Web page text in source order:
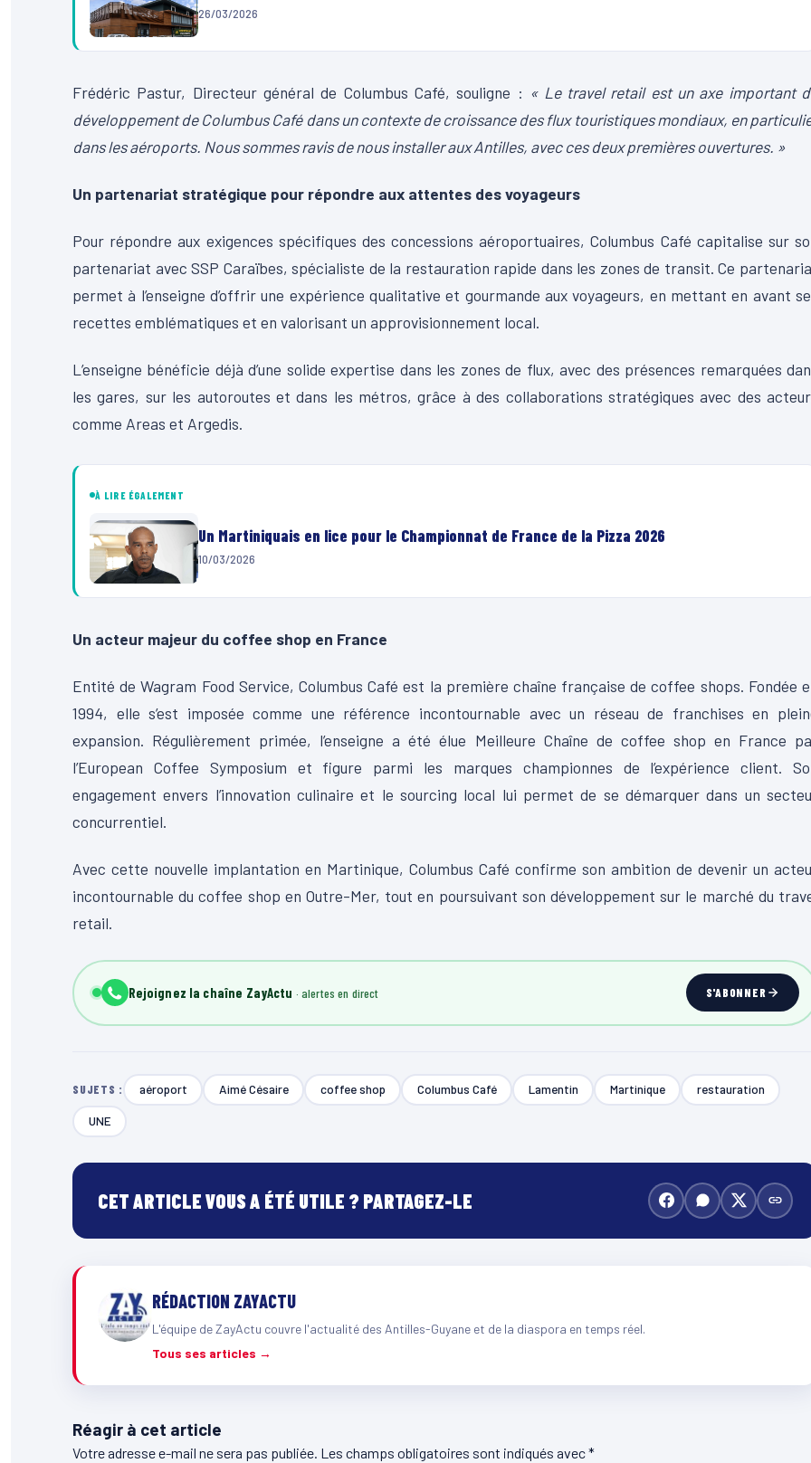
26/03/2026
Frédéric Pastur, Directeur général de Columbus Café, souligne : « Le travel retail est un axe important
développement de Columbus Café dans un contexte de croissance des flux touristiques mondiaux, en
dans les aéroports. Nous sommes ravis de nous installer aux Antilles, avec ces deux premières ouvertures. »
Un partenariat stratégique pour répondre aux attentes des voyageurs
Pour répondre aux exigences spécifiques des concessions aéroportuaires, Columbus Café capitalise sur
partenariat avec SSP Caraïbes, spécialiste de la restauration rapide dans les zones de transit. Ce
permet à l’enseigne d’offrir une expérience qualitative et gourmande aux voyageurs, en mettant en avant
recettes emblématiques et en valorisant un approvisionnement local.
L’enseigne bénéficie déjà d’une solide expertise dans les zones de flux, avec des présences remarquées
les gares, sur les autoroutes et dans les métros, grâce à des collaborations stratégiques avec des
comme Areas et Argedis.
À LIRE ÉGALEMENT
Un Martiniquais en lice pour le Championnat de France de la Pizza 2026
10/03/2026
Un acteur majeur du coffee shop en France
Entité de Wagram Food Service, Columbus Café est la première chaîne française de coffee shops. Fondée
1994, elle s’est imposée comme une référence incontournable avec un réseau de franchises en
expansion. Régulièrement primée, l’enseigne a été élue Meilleure Chaîne de coffee shop en France
l’European Coffee Symposium et figure parmi les marques championnes de l’expérience client.
engagement envers l’innovation culinaire et le sourcing local lui permet de se démarquer dans un
concurrentiel.
Avec cette nouvelle implantation en Martinique, Columbus Café confirme son ambition de devenir un
incontournable du coffee shop en Outre-Mer, tout en poursuivant son développement sur le marché du
retail.
Rejoignez la chaîne ZayActu S'ABONNER
SUJETS : aéroport Aimé Césaire coffee shop Columbus Café Lamentin Martinique restauration
UNE
CET ARTICLE VOUS A ÉTÉ UTILE ? PARTAGEZ-LE
RÉDACTION ZAYACTU
L'équipe de ZayActu couvre l'actualité des Antilles-Guyane et de la diaspora en temps réel.
Tous ses articles →
Réagir à cet article
Votre adresse e-mail ne sera pas publiée. Les champs obligatoires sont indiqués avec*